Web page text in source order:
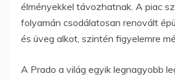
élményekkel távozhatnak. A piac
folyamán csodálatosan renovált
és üveg alkot, szintén figyelemre
A Prado a világ egyik legnagyobb